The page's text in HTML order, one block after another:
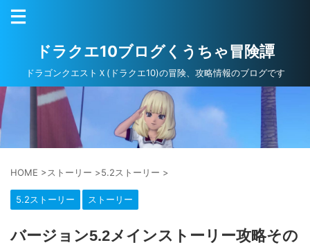
ドラクエ10ブログくうちゃ冒険譚
ドラゴンクエストＸ(ドラクエ10)の冒険、攻略情報のブログです
HOME >ストーリー >5.2ストーリー >
5.2ストーリー ストーリー
バージョン5.2メインストーリー攻略その